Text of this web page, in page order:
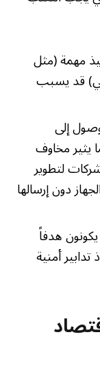
مهمة (مثل
قد يسبب
إلى
يثير مخاوف
لتطوير
دون إرسالها
يكونون هدفاً
أمنية